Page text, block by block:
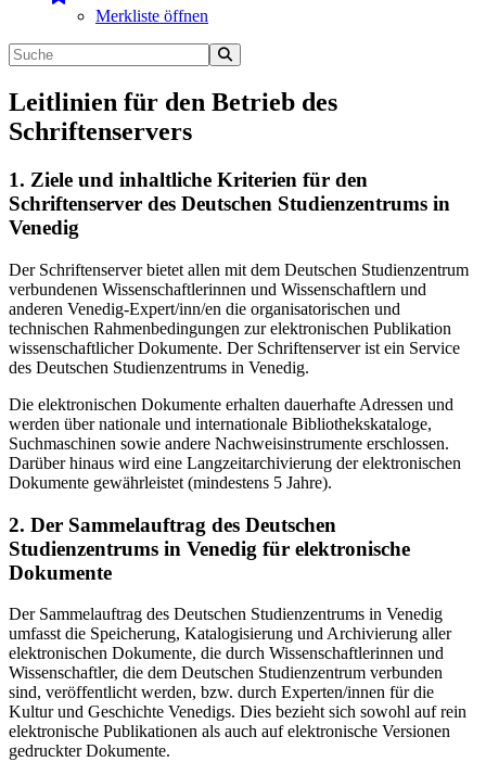
Merkliste öffnen
Leitlinien für den Betrieb des
Schriftenservers
1. Ziele und inhaltliche Kriterien für den
Schriftenserver des Deutschen Studienzentrums in
Venedig
Der Schriftenserver bietet allen mit dem Deutschen Studienzentrum
verbundenen Wissenschaftlerinnen und Wissenschaftlern und
anderen Venedig-Expert/inn/en die organisatorischen und
technischen Rahmenbedingungen zur elektronischen Publikation
wissenschaftlicher Dokumente. Der Schriftenserver ist ein Service
des Deutschen Studienzentrums in Venedig.
Die elektronischen Dokumente erhalten dauerhafte Adressen und
werden über nationale und internationale Bibliothekskataloge,
Suchmaschinen sowie andere Nachweisinstrumente erschlossen.
Darüber hinaus wird eine Langzeitarchivierung der elektronischen
Dokumente gewährleistet (mindestens 5 Jahre).
2. Der Sammelauftrag des Deutschen
Studienzentrums in Venedig für elektronische
Dokumente
Der Sammelauftrag des Deutschen Studienzentrums in Venedig
umfasst die Speicherung, Katalogisierung und Archivierung aller
elektronischen Dokumente, die durch Wissenschaftlerinnen und
Wissenschaftler, die dem Deutschen Studienzentrum verbunden
sind, veröffentlicht werden, bzw. durch Experten/innen für die
Kultur und Geschichte Venedigs. Dies bezieht sich sowohl auf rein
elektronische Publikationen als auch auf elektronische Versionen
gedruckter Dokumente.